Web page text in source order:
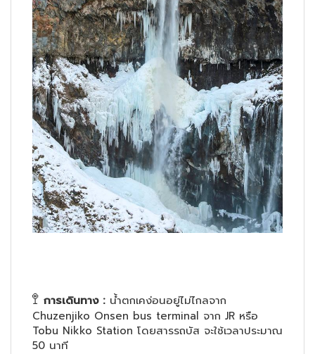
🚏 การเดินทาง : น้ำตกเคง่อนอยู่ไม่ไกลจาก
Chuzenjiko Onsen bus terminal จาก JR หรือ
Tobu Nikko Station โดยสารรถบัส จะใช้เวลาประมาณ
50 นาที